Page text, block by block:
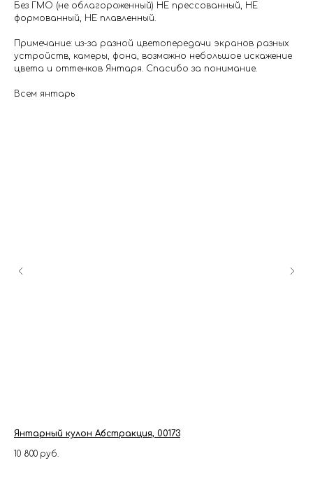
Без ГМО (не облагороженный) НЕ прессованный, НЕ
формованный, НЕ плавленный.
Примечание: из-за разной цветопередачи экранов разных
устройств, камеры, фона, возможно небольшое искажение
цвета и оттенков Янтаря. Спасибо за понимание.
Всем янтарь
Янтарный кулон Абстракция, 00173
10 800 руб.